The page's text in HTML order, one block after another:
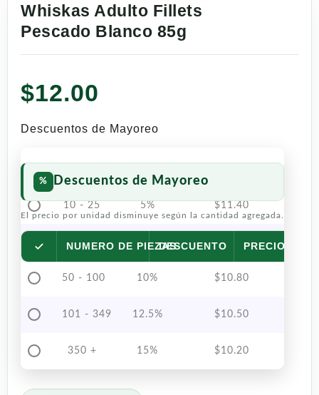
Whiskas Adulto Fillets
Pescado Blanco 85g
$12.00
Descuentos de Mayoreo
Descuentos de Mayoreo
El precio por unidad disminuye según la cantidad agregada.
NUMERO DE PIEZASDESCUENTO PRECIO POR
10 - 25 5% $11.40
26 - 49 7.5% $11.10
50 - 100 10% $10.80
101 - 349 12.5% $10.50
350 + 15% $10.20